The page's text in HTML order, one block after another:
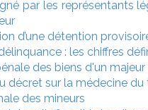
par les représentants
d’une détention
: les chiffres
des biens d'un
décret sur la médecine
des mineurs